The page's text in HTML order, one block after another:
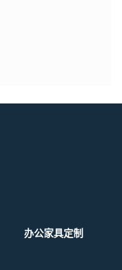
办公家具定制